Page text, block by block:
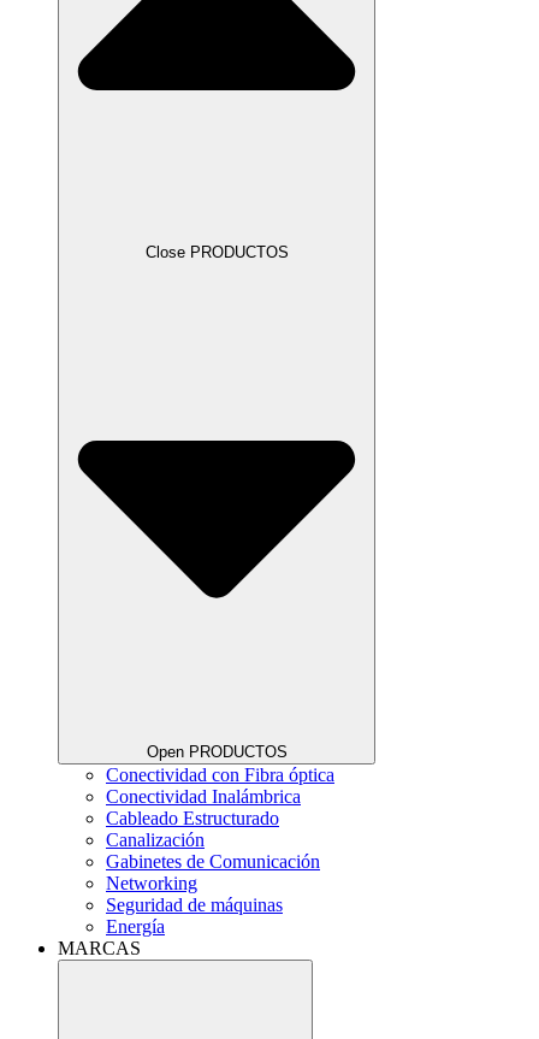
Close PRODUCTOS
Open PRODUCTOS
Conectividad con Fibra óptica
Conectividad Inalámbrica
Cableado Estructurado
Canalización
Gabinetes de Comunicación
Networking
Seguridad de máquinas
Energía
MARCAS